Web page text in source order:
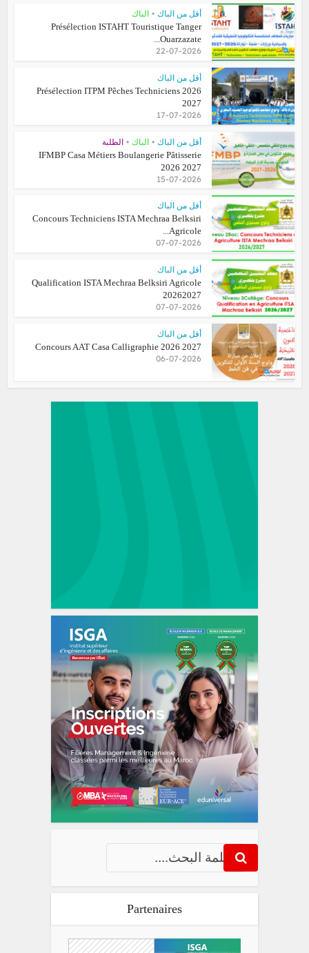
أقل من الباك • الباك
Présélection ISTAHT Touristique Tanger
Ouarzazate...
22-07-2026
أقل من الباك
Présélection ITPM Pêches Techniciens 2026
2027
17-07-2026
أقل من الباك • الباك • الطلبة
IFMBP Casa Métiers Boulangerie Pâtisserie
2026 2027
15-07-2026
أقل من الباك
Concours Techniciens ISTA Mechraa Belksiri
Agricole...
07-07-2026
أقل من الباك
Qualification ISTA Mechraa Belksiri Agricole
20262027
07-07-2026
أقل من الباك
Concours AAT Casa Calligraphie 2026 2027
06-07-2026
Partenaires